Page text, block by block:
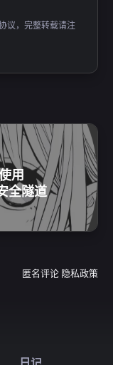
议，完整转载请注
用
全隧道
匿名评论 隐私政策